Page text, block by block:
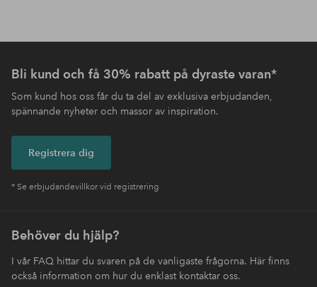
Bli kund och få 30% rabatt på dyraste varan*
Som kund hos oss får du ta del av exklusiva erbjudanden,
spännande nyheter och massor av inspiration.
Registrera dig
* Se erbjudandevillkor vid registrering
Behöver du hjälp?
I vår FAQ hittar du svaren på de vanligaste frågorna. Här finns
också information om hur du enklast kontaktar oss.